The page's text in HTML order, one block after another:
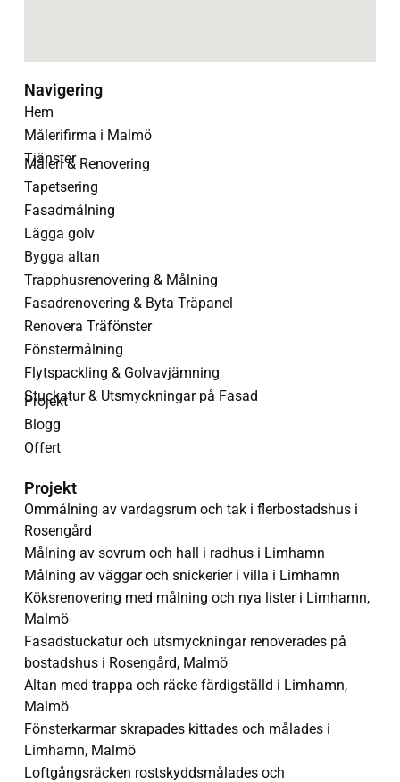
Navigering
Hem
Målerifirma i Malmö
Tjänster
Måleri & Renovering
Tapetsering
Fasadmålning
Lägga golv
Bygga altan
Trapphusrenovering & Målning
Fasadrenovering & Byta Träpanel
Renovera Träfönster
Fönstermålning
Flytspackling & Golvavjämning
Stuckatur & Utsmyckningar på Fasad
Projekt
Blogg
Offert
Projekt
Ommålning av vardagsrum och tak i flerbostadshus i
Rosengård
Målning av sovrum och hall i radhus i Limhamn
Målning av väggar och snickerier i villa i Limhamn
Köksrenovering med målning och nya lister i Limhamn,
Malmö
Fasadstuckatur och utsmyckningar renoverades på
bostadshus i Rosengård, Malmö
Altan med trappa och räcke färdigställd i Limhamn,
Malmö
Fönsterkarmar skrapades kittades och målades i
Limhamn, Malmö
Loftgångsräcken rostskyddsmålades och